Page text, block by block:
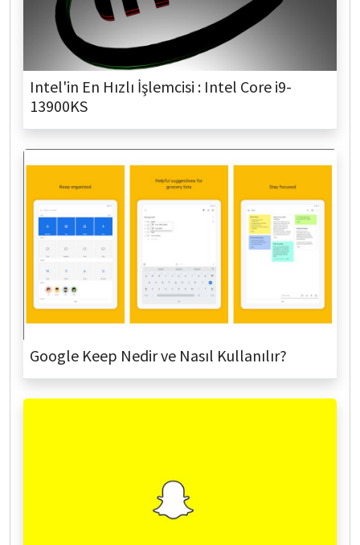
Intel'in En Hızlı İşlemcisi : Intel Core i9-
13900KS
Google Keep Nedir ve Nasıl Kullanılır?